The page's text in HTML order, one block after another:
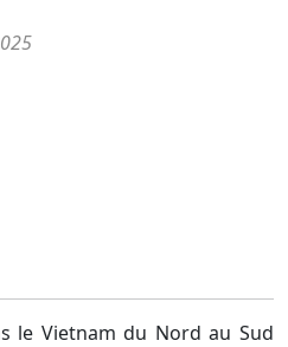
le Vietnam du Nord au Sud